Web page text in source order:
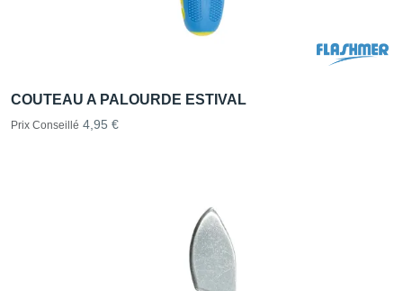
COUTEAU A PALOURDE ESTIVAL
Prix Conseillé 4,95 €